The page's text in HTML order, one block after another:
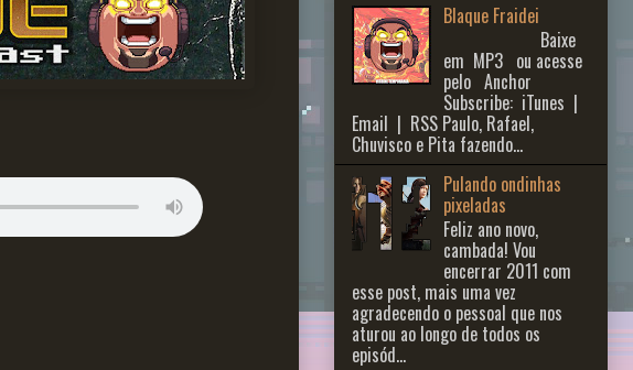
Blaque Fraidei
Baixe
em MP3 ou acesse
pelo Anchor
Subscribe: iTunes |
Email | RSS Paulo, Rafael,
Chuvisco e Pita fazendo...
Pulando ondinhas
pixeladas
Feliz ano novo,
cambada! Vou
encerrar 2011 com
esse post, mais uma vez
agradecendo o pessoal que nos
aturou ao longo de todos os
episód...